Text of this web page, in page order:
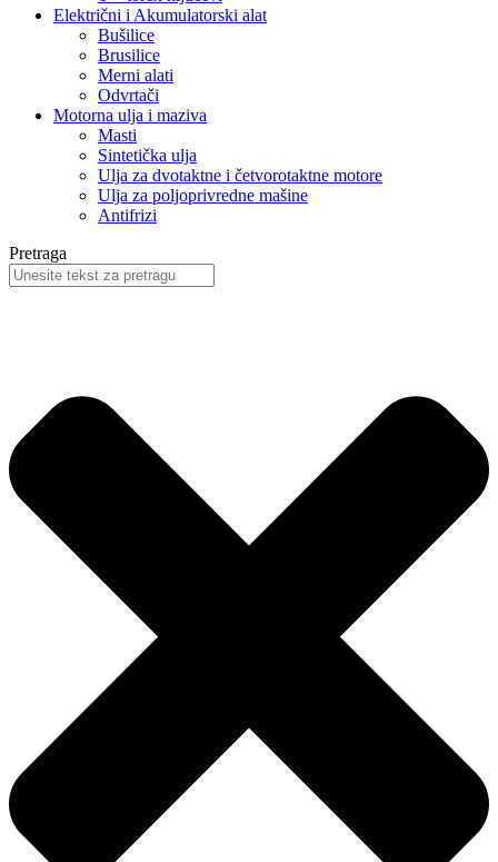
Električni i Akumulatorski alat
Bušilice
Brusilice
Merni alati
Odvrtači
Motorna ulja i maziva
Masti
Sintetička ulja
Ulja za dvotaktne i četvorotaktne motore
Ulja za poljoprivredne mašine
Antifrizi
Pretraga